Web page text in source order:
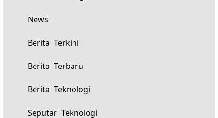
News
Berita Terkini
Berita Terbaru
Berita Teknologi
Seputar Teknologi